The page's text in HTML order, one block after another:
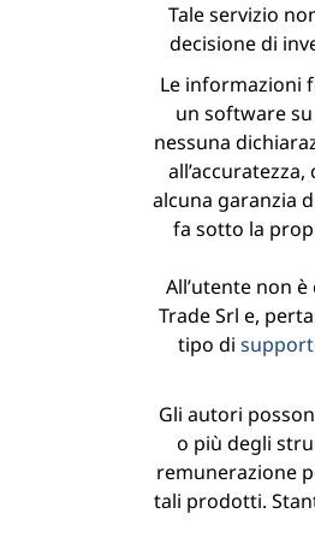
Tale servizio
decisione di
Le informazioni
un software
nessuna
alcuna garanzia
fa sotto la
All’utente non
Trade Srl e,
tipo di
Gli autori
o più degli
remunerazione
tali prodotti.